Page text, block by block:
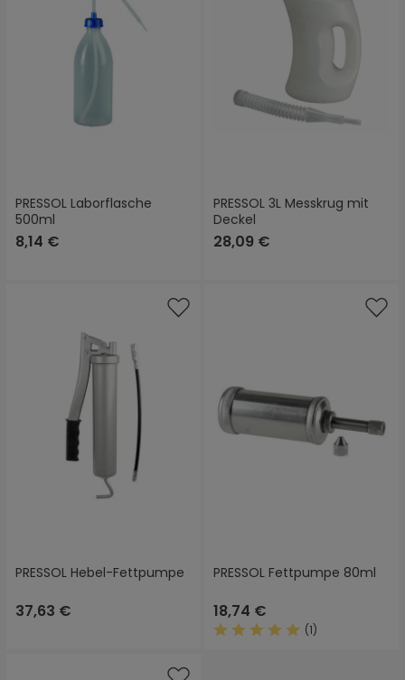
PRESSOL Laborflasche
500ml
8,14 €
PRESSOL 3L Messkrug mit
Deckel
28,09 €
PRESSOL Hebel-Fettpumpe
37,63 €
PRESSOL Fettpumpe 80ml
18,74 €
(1)